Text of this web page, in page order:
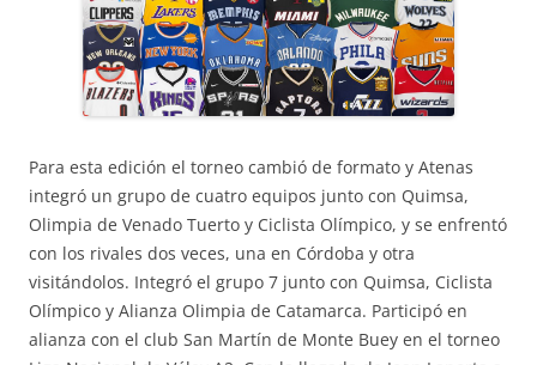
Para esta edición el torneo cambió de formato y Atenas
integró un grupo de cuatro equipos junto con Quimsa,
Olimpia de Venado Tuerto y Ciclista Olímpico, y se enfrentó
con los rivales dos veces, una en Córdoba y otra
visitándolos. Integró el grupo 7 junto con Quimsa, Ciclista
Olímpico y Alianza Olimpia de Catamarca. Participó en
alianza con el club San Martín de Monte Buey en el torneo